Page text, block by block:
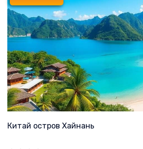
support@world-
Китай остров Хайнань